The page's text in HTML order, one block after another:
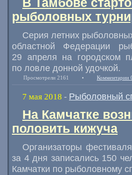
В Тамбове
рыболовных
Серия летних
областной Федерации
29 апреля на городском
по ловле донной удочкой.
Просмотрели 2161 • Комментарии
7 мая 2018 - Рыболовный
На Камчатке
половить кижуча
Организаторы фестиваля
за 4 дня записались 150
Камчатки по рыболовному